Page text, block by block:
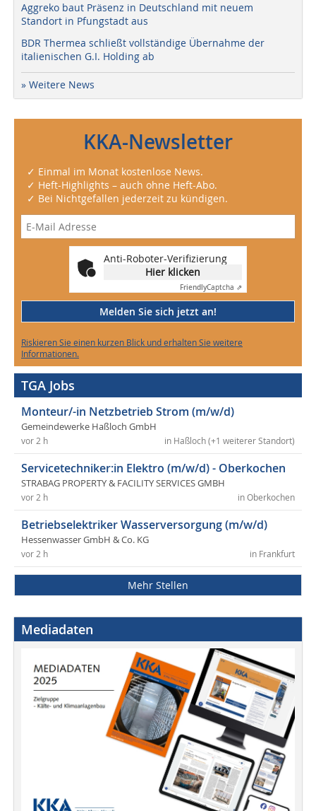
Aggreko baut Präsenz in Deutschland mit neuem
Standort in Pfungstadt aus
BDR Thermea schließt vollständige Übernahme der
italienischen G.I. Holding ab
» Weitere News
KKA-Newsletter
✓ Einmal im Monat kostenlose News.
✓ Heft-Highlights – auch ohne Heft-Abo.
✓ Bei Nichtgefallen jederzeit zu kündigen.
Anti-Roboter-Verifizierung
Hier klicken
FriendlyCaptcha ⇗
Melden Sie sich jetzt an!
Riskieren Sie einen kurzen Blick und erhalten Sie weitere
Informationen.
TGA Jobs
Monteur/-in Netzbetrieb Strom (m/w/d)
Gemeindewerke Haßloch GmbH
in Haßloch (+1 weiterer Standort)
vor 2 h
Servicetechniker:in Elektro (m/w/d) - Oberkochen
STRABAG PROPERTY & FACILITY SERVICES GMBH
in Oberkochen
vor 2 h
Betriebselektriker Wasserversorgung (m/w/d)
Hessenwasser GmbH & Co. KG
in Frankfurt
vor 2 h
Mehr Stellen
Mediadaten